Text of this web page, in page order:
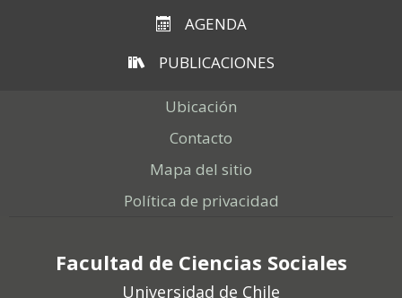
AGENDA
PUBLICACIONES
Ubicación
Contacto
Mapa del sitio
Política de privacidad
Facultad de Ciencias Sociales
Universidad de Chile